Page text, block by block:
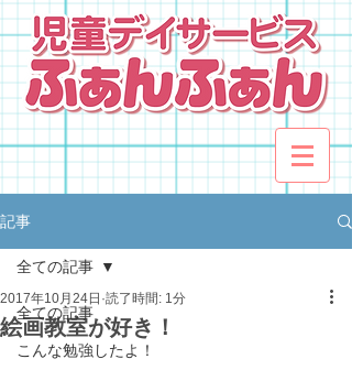
記事
全ての記事
こんな勉強したよ！
全ての記事
絵画教室が好き！
2017年10月24日 読了時間: 1分